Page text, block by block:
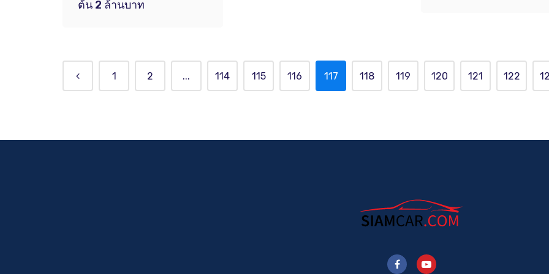
ต้น 2 ล้านบาท
1 2 ... 114 115 116 117 118 119 120 121 122